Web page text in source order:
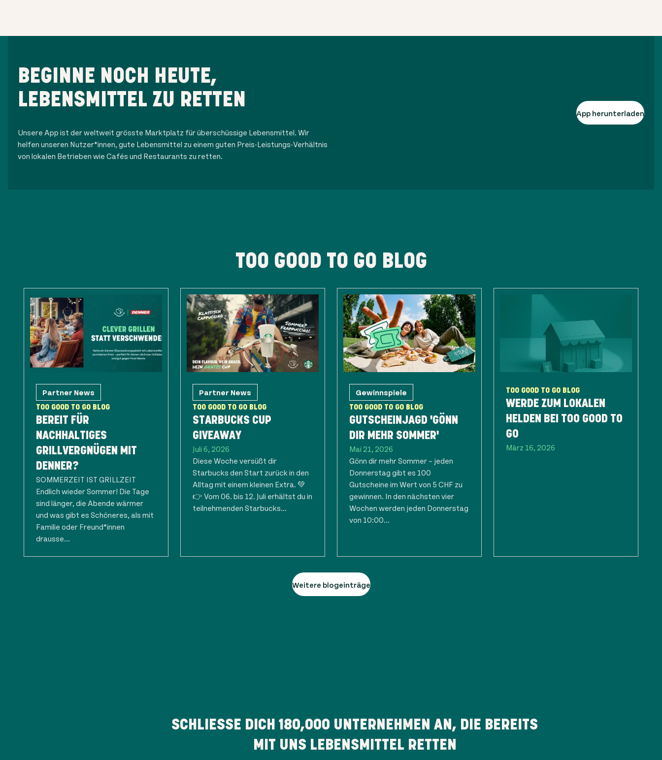
BEGINNE NOCH HEUTE,
LEBENSMITTEL ZU RETTEN
Unsere App ist der weltweit grösste Marktplatz für überschüssige Lebensmittel. Wir
helfen unseren Nutzer*innen, gute Lebensmittel zu einem guten Preis-Leistungs-Verhältnis
von lokalen Betrieben wie Cafés und Restaurants zu retten.
App herunterladen
TOO GOOD TO GO BLOG
Partner News
TOO GOOD TO GO BLOG
BEREIT FÜR
NACHHALTIGES
GRILLVERGNÜGEN MIT
DENNER?
SOMMERZEIT IST GRILLZEIT
Endlich wieder Sommer! Die Tage
sind länger, die Abende wärmer
und was gibt es Schöneres, als mit
Familie oder Freund*innen
drausse...
Partner News
TOO GOOD TO GO BLOG
STARBUCKS CUP
GIVEAWAY
Juli 6, 2026
Diese Woche versüßt dir
Starbucks den Start zurück in den
Alltag mit einem kleinen Extra. 💚
👉 Vom 06. bis 12. Juli erhältst du in
teilnehmenden Starbucks...
Gewinnspiele
TOO GOOD TO GO BLOG
GUTSCHEINJAGD 'GÖNN
DIR MEHR SOMMER'
Mai 21, 2026
Gönn dir mehr Sommer – jeden
Donnerstag gibt es 100
Gutscheine im Wert von 5 CHF zu
gewinnen. In den nächsten vier
Wochen werden jeden Donnerstag
von 10:00...
TOO GOOD TO GO BLOG
WERDE ZUM LOKALEN
HELDEN BEI TOO GOOD TO
GO
März 16, 2026
Weitere blogeinträge
SCHLIESSE DICH 180,000 UNTERNEHMEN AN, DIE BEREITS
MIT UNS LEBENSMITTEL RETTEN